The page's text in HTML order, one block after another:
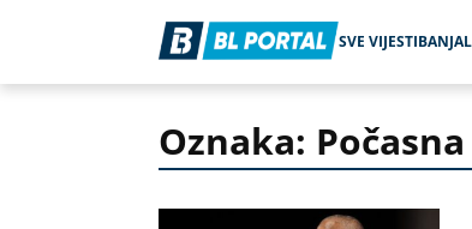
SVE VIJESTI
Oznaka: